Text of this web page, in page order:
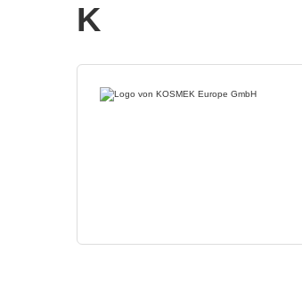
K